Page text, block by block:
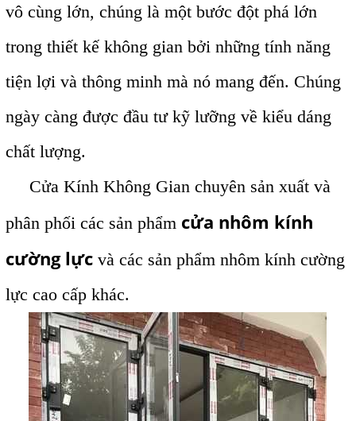
vô cùng lớn, chúng là một bước đột phá lớn
trong thiết kế không gian bởi những tính năng
tiện lợi và thông minh mà nó mang đến. Chúng
ngày càng được đầu tư kỹ lưỡng về kiểu dáng
chất lượng.
Cửa Kính Không Gian chuyên sản xuất và
phân phối các sản phẩm cửa nhôm kính
cường lựcvà các sản phẩm nhôm kính cường
lực cao cấp khác.